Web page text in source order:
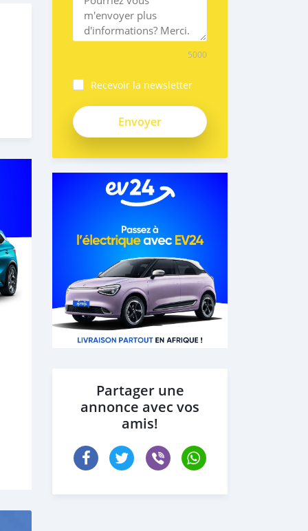
5000
Recevoir la newsletter
4xAgHRmy16Erj3stPSgM
Partager une
annonce avec vos
amis!